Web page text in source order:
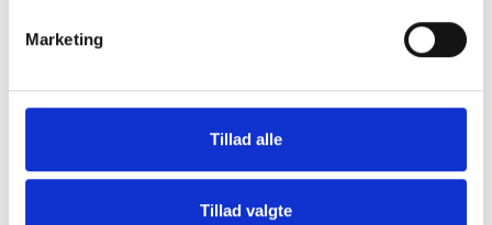
Marketing
Tillad alle
Tillad valgte